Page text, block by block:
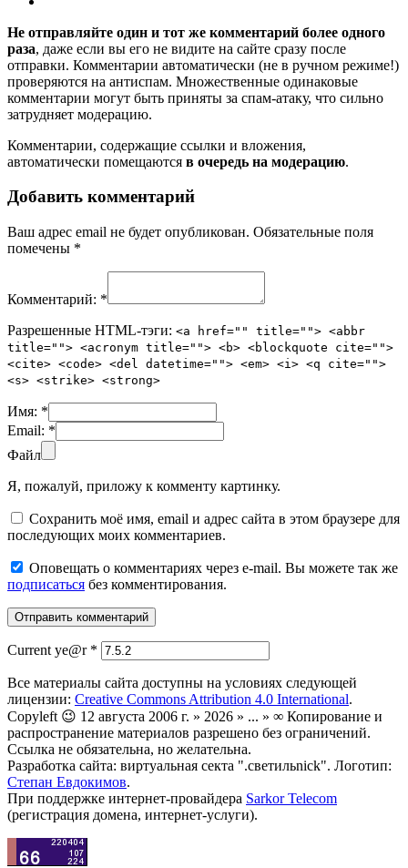
Не отправляйте один и тот же комментарий более одного
раза, даже если вы его не видите на сайте сразу после
отправки. Комментарии автоматически (не в ручном режиме!)
проверяются на антиспам. Множественные одинаковые
комментарии могут быть приняты за спам-атаку, что сильно
затрудняет модерацию.
Комментарии, содержащие ссылки и вложения,
автоматически помещаются в очередь на модерацию.
Добавить комментарий
Ваш адрес email не будет опубликован. Обязательные поля
помечены *
Комментарий: *
Разрешенные HTML-тэги: <a href="" title=""> <abbr
title=""> <acronym title=""> <b> <blockquote cite="">
<cite> <code> <del datetime=""> <em> <i> <q cite="">
<s> <strike> <strong>
Имя: *
Email: *
Файл
Я, пожалуй, приложу к комменту картинку.
Сохранить моё имя, email и адрес сайта в этом браузере для
последующих моих комментариев.
Оповещать о комментариях через e-mail. Вы можете так же
подписаться без комментирования.
Current ye@r *
Все материалы сайта доступны на условиях следующей
лицензии: Creative Commons Attribution 4.0 International.
Copyleft 😉 12 августа 2006 г. » 2026 » ... » ∞ Копирование и
распространение материалов разрешено без ограничений.
Ссылка не обязательна, но желательна.
Разработка сайта: виртуальная секта ".светильnick". Логотип:
Степан Евдокимов.
При поддержке интернет-провайдера Sarkor Telecom
(регистрация домена, интернет-услуги).